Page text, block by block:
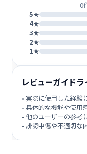
0
5★
4★
3★
2★
1★
レビューガイドラ
• 実際に使用した経験
• 具体的な機能や使用
• 他のユーザーの参考
• 誹謗中傷や不適切な